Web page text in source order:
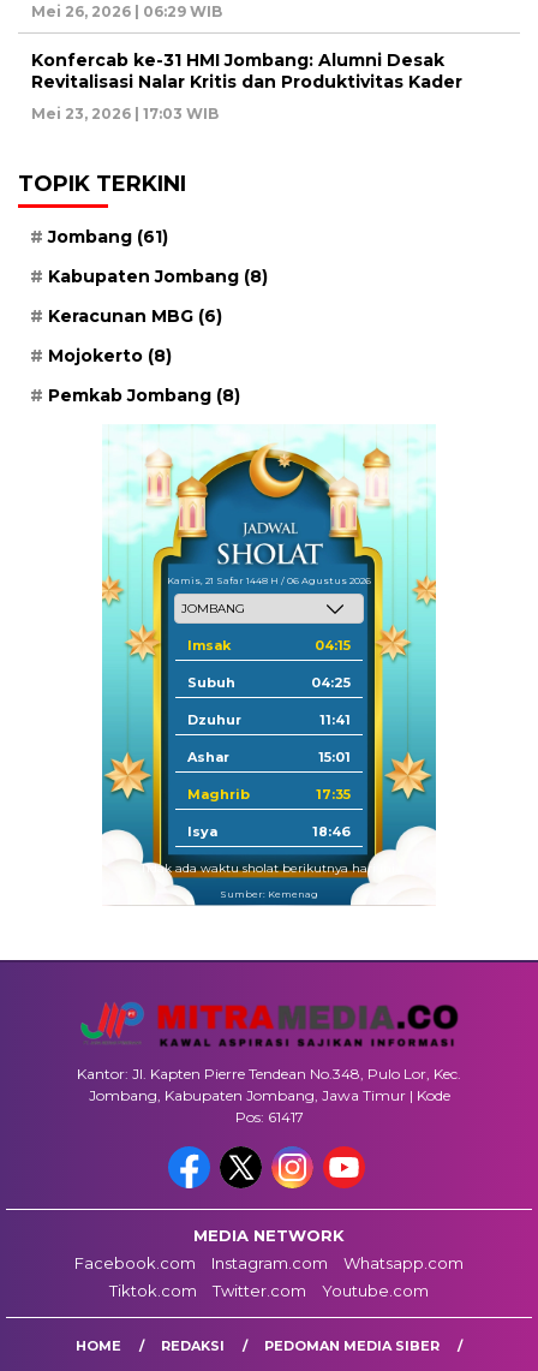
Mei 26, 2026 | 06:29 WIB
Konfercab ke-31 HMI Jombang: Alumni Desak
Revitalisasi Nalar Kritis dan Produktivitas Kader
Mei 23, 2026 | 17:03 WIB
TOPIK TERKINI
Jombang (61)
Kabupaten Jombang (8)
Keracunan MBG (6)
Mojokerto (8)
Pemkab Jombang (8)
Kamis, 21 Safar 1448 H / 06 Agustus 2026
Imsak 04:15
Subuh 04:25
Dzuhur 11:41
Ashar 15:01
Maghrib 17:35
Isya 18:46
Tidak ada waktu sholat berikutnya hari ini.
Sumber: Kemenag
Kantor: Jl. Kapten Pierre Tendean No.348, Pulo Lor, Kec.
Jombang, Kabupaten Jombang, Jawa Timur | Kode
Pos: 61417
MEDIA NETWORK
Facebook.com
Instagram.com
Whatsapp.com
Tiktok.com
Twitter.com Youtube.com
HOME REDAKSI
PEDOMAN MEDIA SIBER